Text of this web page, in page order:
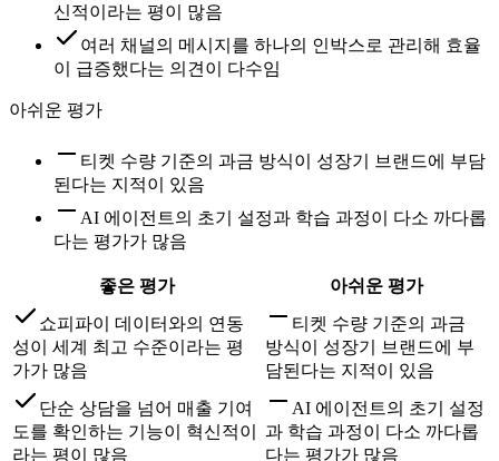
신적이라는 평이 많음
여러 채널의 메시지를 하나의 인박스로 관리해 효율
이 급증했다는 의견이 다수임
아쉬운 평가
티켓 수량 기준의 과금 방식이 성장기 브랜드에 부담
된다는 지적이 있음
AI 에이전트의 초기 설정과 학습 과정이 다소 까다롭
다는 평가가 많음
좋은 평가
아쉬운 평가
쇼피파이 데이터와의 연동
성이 세계 최고 수준이라는 평
가가 많음
티켓 수량 기준의 과금
방식이 성장기 브랜드에 부
담된다는 지적이 있음
단순 상담을 넘어 매출 기여
도를 확인하는 기능이 혁신적이
라는 평이 많음
AI 에이전트의 초기 설정
과 학습 과정이 다소 까다롭
다는 평가가 많음